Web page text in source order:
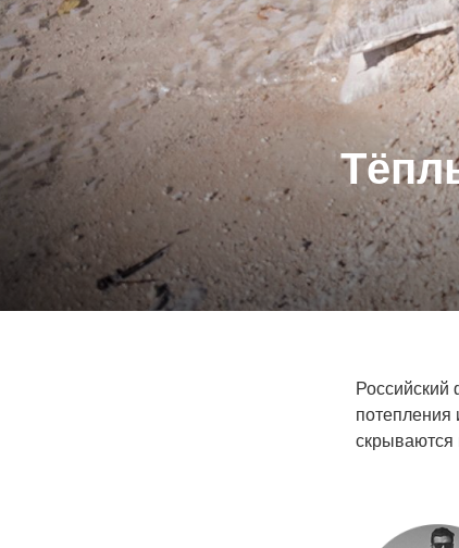
Российский
потепления
скрываются